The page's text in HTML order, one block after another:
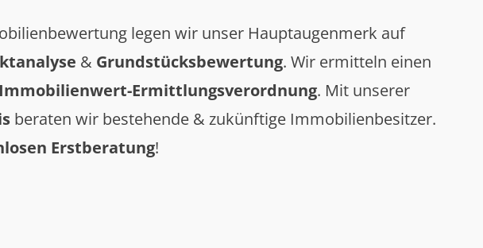
legen wir unser Hauptaugenmerk auf
& Grundstücksbewertung. Wir ermitteln einen
Immobilienwert-Ermittlungsverordnung. Mit unserer
beraten wir bestehende & zukünftige Immobilienbesitzer.
Erstberatung!